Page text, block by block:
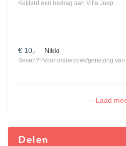
Keijlard een bedrag aan Villa Joep
€ 10,- Nikki
Seven??Voor onderzoek/genezing
- - Laad
Delen